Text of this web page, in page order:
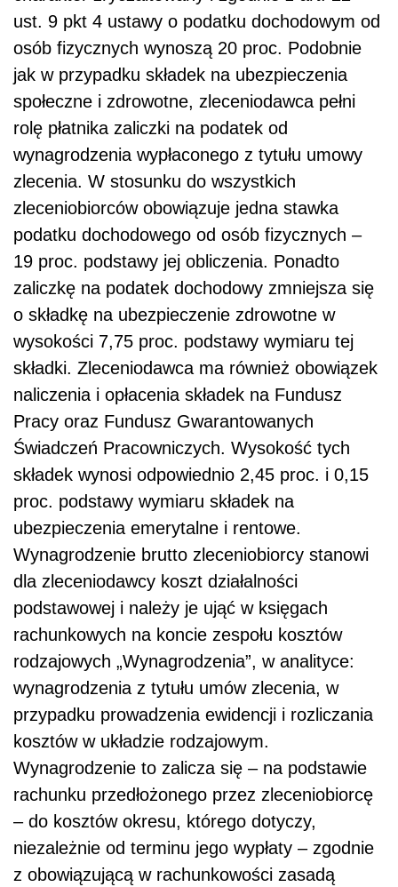
ust. 9 pkt 4 ustawy o podatku dochodowym od
osób fizycznych wynoszą 20 proc. Podobnie
jak w przypadku składek na ubezpieczenia
społeczne i zdrowotne, zleceniodawca pełni
rolę płatnika zaliczki na podatek od
wynagrodzenia wypłaconego z tytułu umowy
zlecenia. W stosunku do wszystkich
zleceniobiorców obowiązuje jedna stawka
podatku dochodowego od osób fizycznych –
19 proc. podstawy jej obliczenia. Ponadto
zaliczkę na podatek dochodowy zmniejsza się
o składkę na ubezpieczenie zdrowotne w
wysokości 7,75 proc. podstawy wymiaru tej
składki. Zleceniodawca ma również obowiązek
naliczenia i opłacenia składek na Fundusz
Pracy oraz Fundusz Gwarantowanych
Świadczeń Pracowniczych. Wysokość tych
składek wynosi odpowiednio 2,45 proc. i 0,15
proc. podstawy wymiaru składek na
ubezpieczenia emerytalne i rentowe.
Wynagrodzenie brutto zleceniobiorcy stanowi
dla zleceniodawcy koszt działalności
podstawowej i należy je ująć w księgach
rachunkowych na koncie zespołu kosztów
rodzajowych „Wynagrodzenia”, w analityce:
wynagrodzenia z tytułu umów zlecenia, w
przypadku prowadzenia ewidencji i rozliczania
kosztów w układzie rodzajowym.
Wynagrodzenie to zalicza się – na podstawie
rachunku przedłożonego przez zleceniobiorcę
– do kosztów okresu, którego dotyczy,
niezależnie od terminu jego wypłaty – zgodnie
z obowiązującą w rachunkowości zasadą